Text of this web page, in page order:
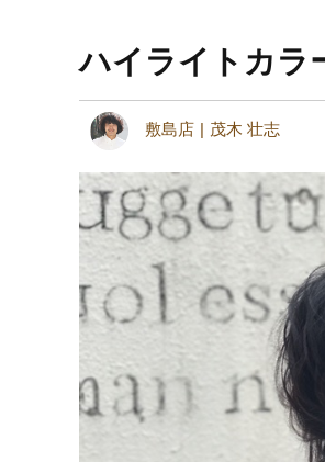
ハイライトカラ
敷島店 茂木 壮志